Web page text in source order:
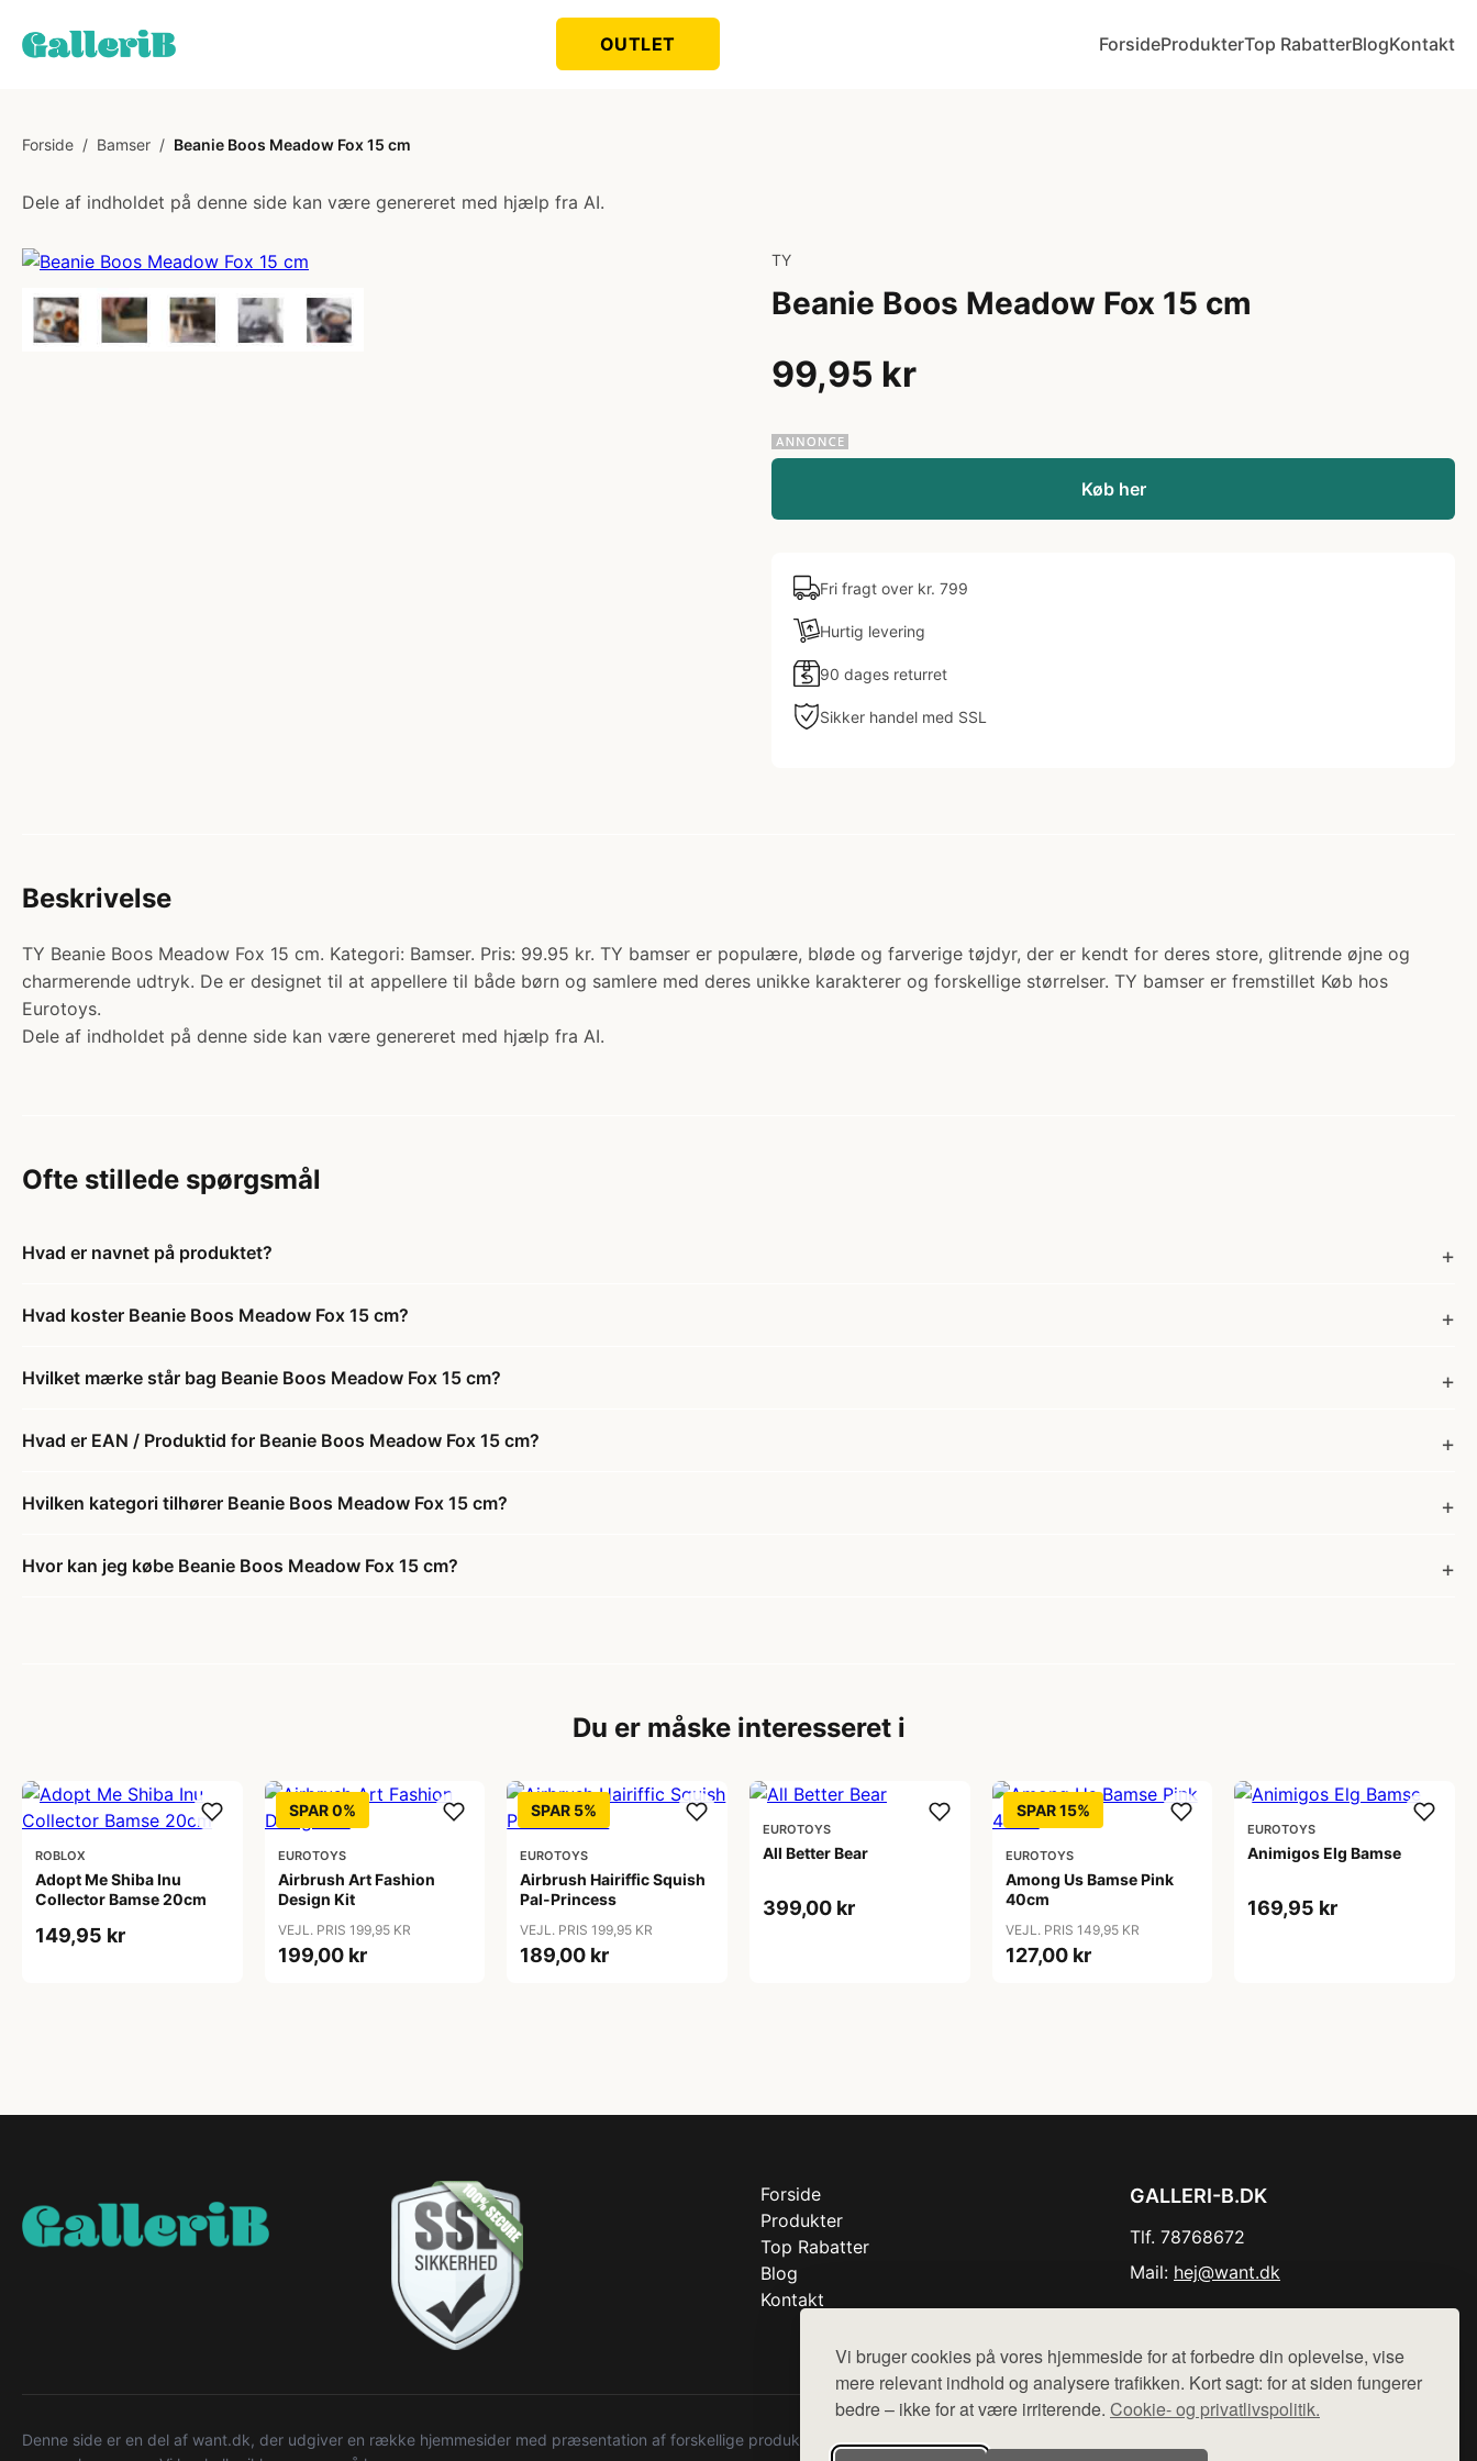
Vi bruger cookies på vores hjemmeside for at forbedre din oplevelse, vise
mere relevant indhold og analysere trafikken. Kort sagt: for at siden fungerer
bedre – ikke for at være irriterende. Cookie- og privatlivspolitik.
OUTLET ForsideProdukterTop RabatterBlogKontakt
Forside / Bamser / Beanie Boos Meadow Fox 15 cm
Dele af indholdet på denne side kan være genereret med hjælp fra AI.
TY
Beanie Boos Meadow Fox 15 cm
99,95 kr
Køb her
Fri fragt over kr. 799
Hurtig levering
90 dages returret
Sikker handel med SSL
Beskrivelse
TY Beanie Boos Meadow Fox 15 cm. Kategori: Bamser. Pris: 99.95 kr. TY bamser er populære, bløde og farverige tøjdyr, der er kendt for deres store, glitrende øjne og
charmerende udtryk. De er designet til at appellere til både børn og samlere med deres unikke karakterer og forskellige størrelser. TY bamser er fremstillet Køb hos
Eurotoys.
Dele af indholdet på denne side kan være genereret med hjælp fra AI.
Ofte stillede spørgsmål
Hvad er navnet på produktet?
Hvad koster Beanie Boos Meadow Fox 15 cm?
Hvilket mærke står bag Beanie Boos Meadow Fox 15 cm?
Hvad er EAN / Produktid for Beanie Boos Meadow Fox 15 cm?
Hvilken kategori tilhører Beanie Boos Meadow Fox 15 cm?
Hvor kan jeg købe Beanie Boos Meadow Fox 15 cm?
Du er måske interesseret i
ROBLOX
Adopt Me Shiba Inu
Collector Bamse 20cm
149,95 kr
SPAR 0%
EUROTOYS
Airbrush Art Fashion
Design Kit
VEJL. PRIS 199,95 KR
199,00 kr
SPAR 5%
EUROTOYS
Airbrush Hairiffic Squish
Pal-Princess
VEJL. PRIS 199,95 KR
189,00 kr
EUROTOYS
All Better Bear
399,00 kr
SPAR 15%
EUROTOYS
Among Us Bamse Pink
40cm
VEJL. PRIS 149,95 KR
127,00 kr
EUROTOYS
Animigos Elg Bamse
169,95 kr
Forside
Produkter
Top Rabatter
Blog
Kontakt
GALLERI-B.DK
Tlf. 78768672
Mail: hej@want.dk
Denne side er en del af want.dk, der udgiver en række hjemmesider med præsentation af forskellige produkter fra diverse webshops. Der sælges ikke varer fra denne side - vi henviser til de shops,